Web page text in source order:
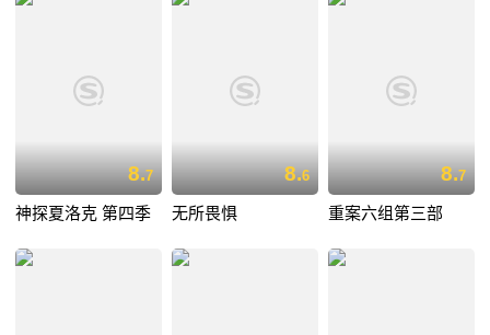
8.7
神探夏洛克 第四季
8.6
无所畏惧
8.7
重案六组第三部